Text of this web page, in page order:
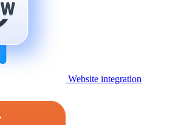
Website integration